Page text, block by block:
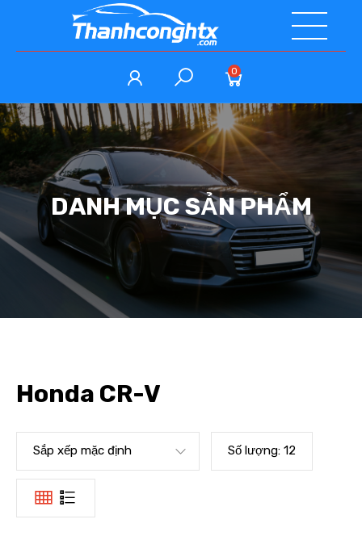
0
DANH MỤC SẢN PHẨM
Honda CR-V
Sắp xếp mặc định Số lượng: 12